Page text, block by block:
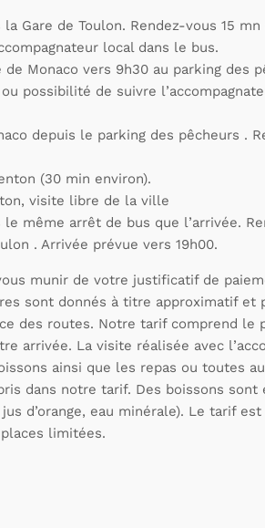
la Gare de Toulon. Rendez-vous 15
local dans le bus.
Monaco vers 9h30 au parking des
possibilité de suivre
depuis le parking des pêcheurs .
(30 min environ).
visite libre de la ville
le même arrêt de bus que l’arrivée.
. Arrivée prévue vers 19h00.
munir de votre justificatif de
sont donnés à titre approximatif
des routes. Notre tarif comprend le
arrivée. La visite réalisée avec
ainsi que les repas ou toutes
dans notre tarif. Des boissons
d’orange, eau minérale). Le tarif
limitées.